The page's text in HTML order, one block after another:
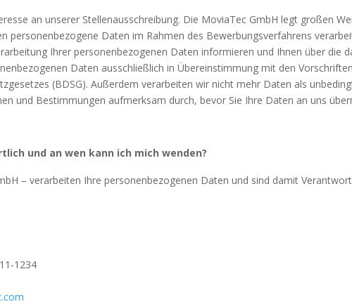
an unserer Stellenausschreibung. Die MoviaTec GmbH legt großen
personenbezogene Daten im Rahmen des Bewerbungsverfahrens
Ihrer personenbezogenen Daten informieren und Ihnen über die
Daten ausschließlich in Übereinstimmung mit den
(BDSG). Außerdem verarbeiten wir nicht mehr Daten als
und Bestimmungen aufmerksam durch, bevor Sie Ihre Daten an uns
und an wen kann ich mich wenden?
– verarbeiten Ihre personenbezogenen Daten und sind damit
1234